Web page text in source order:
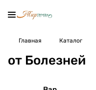
Главная Каталог
от Болезней